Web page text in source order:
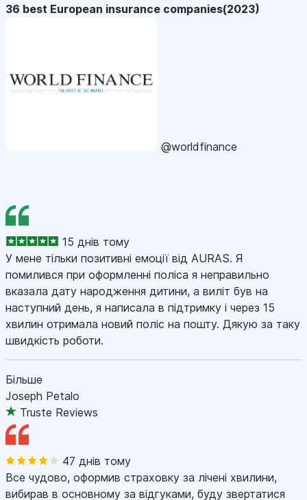
36 best European insurance companies(2023)
@worldfinance
15 днів тому
У мене тільки позитивні емоції від AURAS. Я
помилився при оформленні поліса я неправильно
вказала дату народження дитини, а виліт був на
наступний день, я написала в підтримку і через 15
хвилин отримала новий поліс на пошту. Дякую за таку
швидкість роботи.
Більше
Joseph Petalo
Truste Reviews
47 днів тому
Все чудово, оформив страховку за лічені хвилини,
вибирав в основному за відгуками, буду звертатися